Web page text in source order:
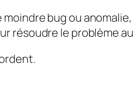
bug ou
résoudre le problème